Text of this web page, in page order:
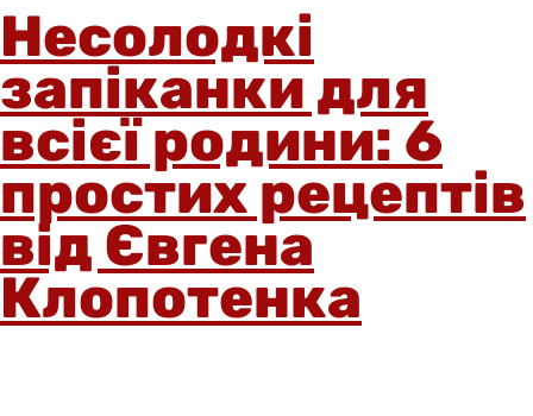
Несолодкі
запіканки для
всієї родини: 6
простих рецептів
від Євгена
Клопотенка